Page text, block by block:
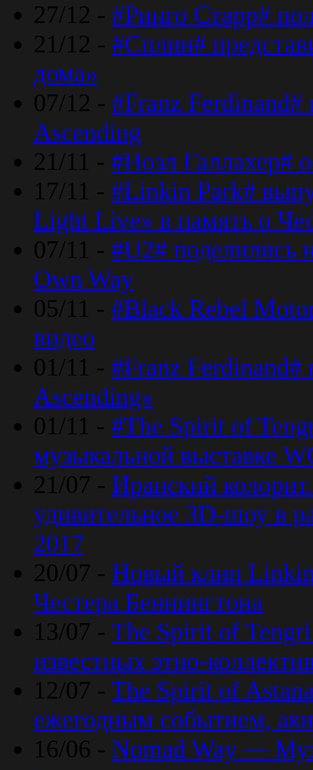
27/12 - #Ринго Старр#
21/12 - #Сплин#
дома»
07/12 - #Franz
Ascending
21/11 - #Ноэл Галлахер#
17/11 - #Linkin Park#
Light Live» в память о
07/11 - #U2#
Own Way
05/11 - #Black Rebel
видео
01/11 - #Franz Ferdinand#
Ascending»
01/11 - #The Spirit of
музыкальной выставке
21/07 - Иранский
удивительное 3D-шоу в
2017
20/07 - Новый клип Linkin
Честера Беннингтона
13/07 - The Spirit of Tengri
известных этно-
12/07 - The Spirit of
ежегодным событием,
16/06 - Nomad Way —